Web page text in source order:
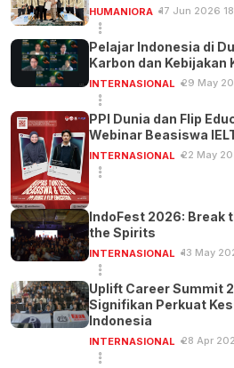
HUMANIORA 17 Jun 2026
Pelajar Indonesia di
Karbon dan Kebijakan
INTERNASIONAL 29 May
PPI Dunia dan Flip
Webinar Beasiswa
INTERNASIONAL 22 May
IndoFest 2026: Break the Boundaries, Bound
the Spirits
INTERNASIONAL 13 May
Uplift Career Summit
Signifikan Perkuat
Indonesia
INTERNASIONAL 28 Apr